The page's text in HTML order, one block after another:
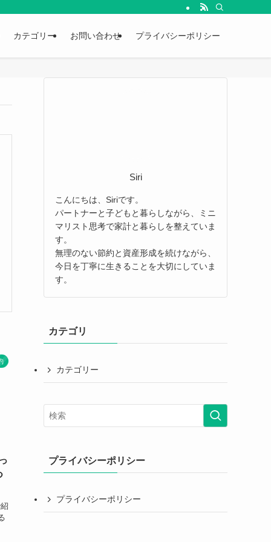
カテゴリー お問い合わせ プライバシーポリシー
Siri
こんにちは、Siriです。
パートナーと子どもと暮らしながら、ミニ
マリスト思考で家計と暮らしを整えていま
す。
無理のない節約と資産形成を続けながら、
今日を丁寧に生きることを大切にしていま
す。
カテゴリ
カテゴリー
プライバシーポリシー
プライバシーポリシー